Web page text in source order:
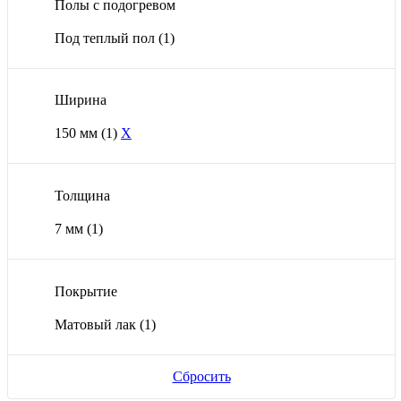
Полы с подогревом
Под теплый пол (1)
Ширина
150 мм (1) X
Толщина
7 мм (1)
Покрытие
Матовый лак (1)
Сбросить